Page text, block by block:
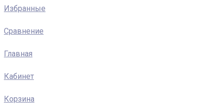
Избранные
Сравнение
Главная
Кабинет
Корзина